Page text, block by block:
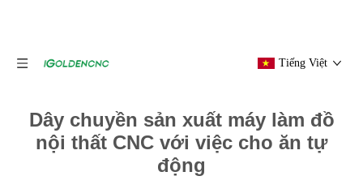
Tiếng Việt
Dây chuyền sản xuất máy làm đồ
nội thất CNC với việc cho ăn tự
động